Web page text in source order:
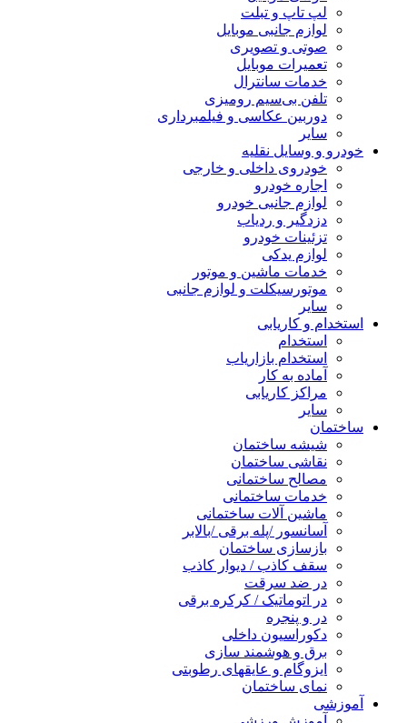
لپ تاپ و تبلت
لوازم جانبی موبایل
صوتی و تصویری
تعمیرات موبایل
خدمات سانترال
تلفن بی‌سیم رومیزی
دوربین عکاسی و فیلمبرداری
سایر
خودرو و وسایل نقلیه
خودروی داخلی و خارجی
اجاره خودرو
لوازم جانبی خودرو
دزدگیر و ردیاب
تزئینات خودرو
لوازم یدکی
خدمات ماشین و موتور
موتورسیکلت و لوازم جانبی
سایر
استخدام و کاریابی
استخدام
استخدام بازاریاب
آماده به کار
مراکز کاریابی
سایر
ساختمان
شیشه ساختمان
نقاشی ساختمان
مصالح ساختمانی
خدمات ساختمانی
ماشین آلات ساختمانی
آسانسور /پله برقی /بالابر
بازسازی ساختمان
سقف کاذب / دیوار کاذب
در ضد سرقت
در اتوماتیک / کرکره برقی
در و پنجره
دکوراسیون داخلی
برق و هوشمند سازی
ایزوگام و عایقهای رطوبتی
نمای ساختمان
آموزشی